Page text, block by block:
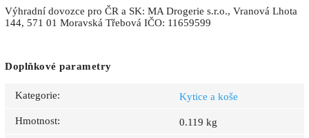
Výhradní dovozce pro ČR a SK: MA Drogerie s.r.o., Vranová Lhota
144, 571 01 Moravská Třebová IČO: 11659599
Doplňkové parametry
Kategorie: Kytice a koše
Hmotnost: 0.119 kg